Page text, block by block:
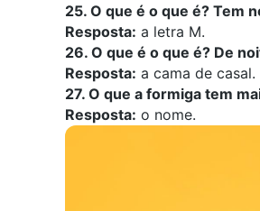
25. O que é o que é? Tem
Resposta: a letra M.
26. O que é o que é? De
Resposta: a cama de casal.
27. O que a formiga tem
Resposta: o nome.